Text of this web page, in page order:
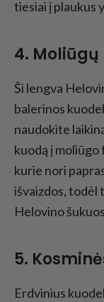
tiesiai į plaukus
4.
Ši lengva
balerinos
naudokite
kuodą į moliūgo
kurie nori
išvaizdos, todėl
Helovino
5.
Erdvinius